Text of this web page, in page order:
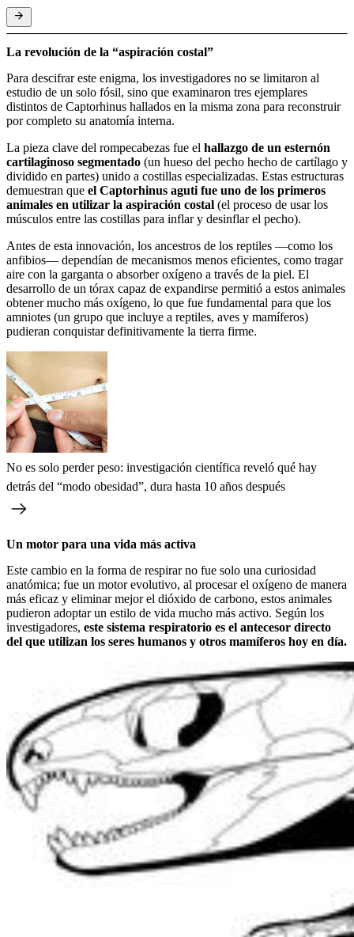
La revolución de la “aspiración costal”
Para descifrar este enigma, los investigadores no se limitaron al
estudio de un solo fósil, sino que examinaron tres ejemplares
distintos de Captorhinus hallados en la misma zona para reconstruir
por completo su anatomía interna.
La pieza clave del rompecabezas fue el hallazgo de un esternón
cartilaginoso segmentado (un hueso del pecho hecho de cartílago y
dividido en partes) unido a costillas especializadas. Estas estructuras
demuestran que el Captorhinus aguti fue uno de los primeros
animales en utilizar la aspiración costal (el proceso de usar los
músculos entre las costillas para inflar y desinflar el pecho).
Antes de esta innovación, los ancestros de los reptiles —como los
anfibios— dependían de mecanismos menos eficientes, como tragar
aire con la garganta o absorber oxígeno a través de la piel. El
desarrollo de un tórax capaz de expandirse permitió a estos animales
obtener mucho más oxígeno, lo que fue fundamental para que los
amniotes (un grupo que incluye a reptiles, aves y mamíferos)
pudieran conquistar definitivamente la tierra firme.
No es solo perder peso: investigación científica reveló qué hay
detrás del “modo obesidad”, dura hasta 10 años después
Un motor para una vida más activa
Este cambio en la forma de respirar no fue solo una curiosidad
anatómica; fue un motor evolutivo, al procesar el oxígeno de manera
más eficaz y eliminar mejor el dióxido de carbono, estos animales
pudieron adoptar un estilo de vida mucho más activo. Según los
investigadores, este sistema respiratorio es el antecesor directo
del que utilizan los seres humanos y otros mamíferos hoy en día.